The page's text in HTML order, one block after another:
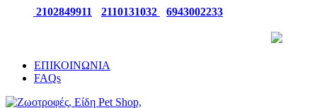
2102849911 2110131032 6943002233
ΕΠΙΚΟΙΝΩΝΙΑ
FAQs